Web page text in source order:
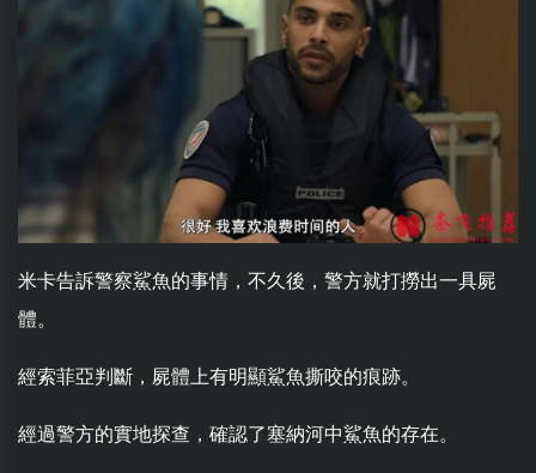
米卡告訴警察鯊魚的事情，不久後，警方就打撈出一具屍
體。
經索菲亞判斷，屍體上有明顯鯊魚撕咬的痕跡。
經過警方的實地探查，確認了塞納河中鯊魚的存在。